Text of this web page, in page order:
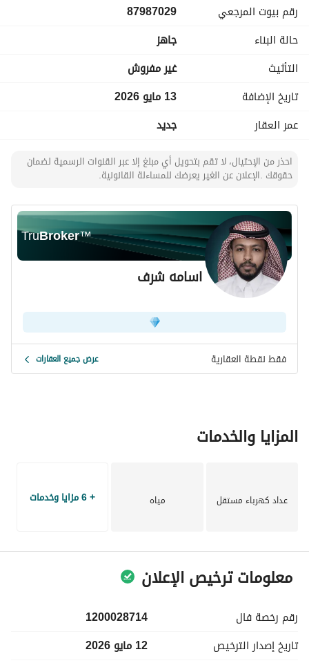
رقم بيوت المرجعي
87987029
حالة البناء
جاهز
التأثيث
غير مفروش
تاريخ الإضافة
13 مايو 2026
عمر العقار
جديد
احذر من الإحتيال، لا تقم بتحويل أي مبلغ إلا عبر القنوات الرسمية لضمان
حقوقك .الإعلان عن الغير يعرضك للمساءلة القانونية.
TruBroker™
اسامه شرف
فقط نقطة العقارية عرض جميع العقارات
المزايا والخدمات
عداد كهرباء مستقل مياه + 6 مزايا وخدمات
معلومات ترخيص الإعلان
رقم رخصة فال
1200028714
تاريخ إصدار الترخيص
12 مايو 2026